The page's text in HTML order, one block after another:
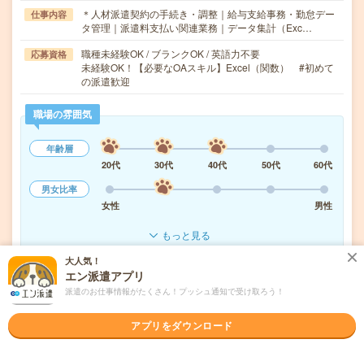
仕事内容
＊人材派遣契約の手続き・調整｜給与支給事務・勤怠デー
タ管理｜派遣料支払い関連業務｜データ集計（Exc…
応募資格
職種未経験OK / ブランクOK / 英語力不要
未経験OK！【必要なOAスキル】Excel（関数） #初めて
の派遣歓迎
職場の雰囲気
年齢層
20代
30代 40代 50代
60代
男女比率
女性
男性
もっと見る
気になる!
株式会社スタッフサービス
大人気！
エン派遣アプリ
派遣のお仕事情報がたくさん！プッシュ通知で受け取ろう！
アプリをダウンロード